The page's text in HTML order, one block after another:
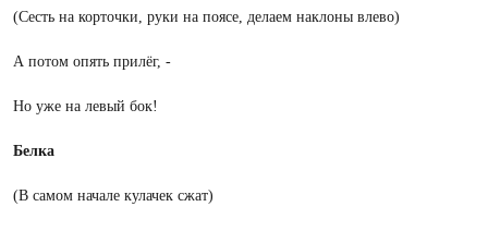
(Сесть на корточки, руки на поясе, делаем наклоны влево)
А потом опять прилёг, -
Но уже на левый бок!
Белка
(В самом начале кулачек сжат)